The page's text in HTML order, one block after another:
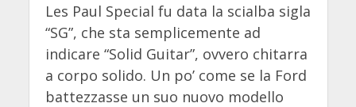
Les Paul Special fu data la scialba sigla
“SG”, che sta semplicemente ad
indicare “Solid Guitar”, ovvero chitarra
a corpo solido. Un po’ come se la Ford
battezzasse un suo nuovo modello